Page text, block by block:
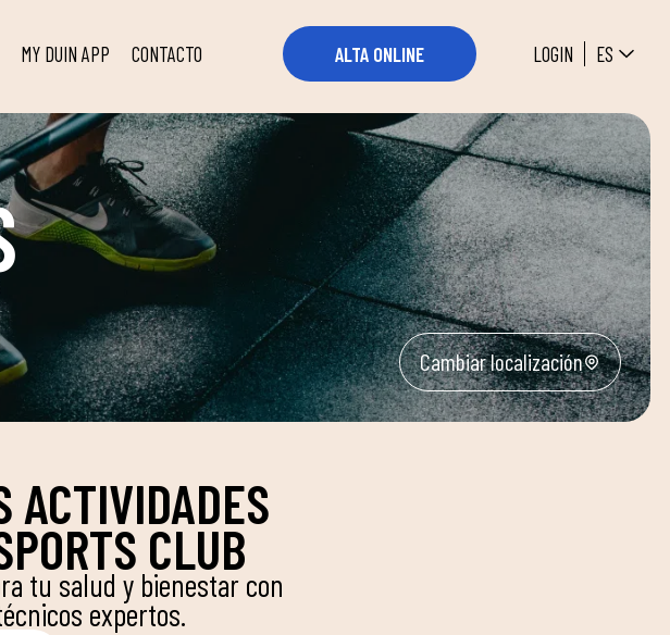
MY DUIN APP CONTACTO ALTA ONLINE LOGIN ES
Cambiar localización
ACTIVIDADES
CLUB
tu salud y bienestar con
expertos.